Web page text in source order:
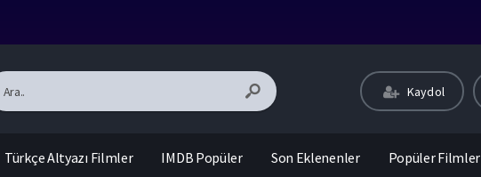
Kaydol
Türkçe Altyazı Filmler IMDB Popüler Son Eklenenler Popüler Filmler